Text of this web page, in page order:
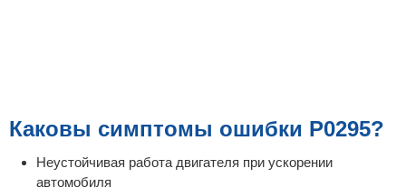
Каковы симптомы ошибки P0295?
Неустойчивая работа двигателя при ускорении
автомобиля